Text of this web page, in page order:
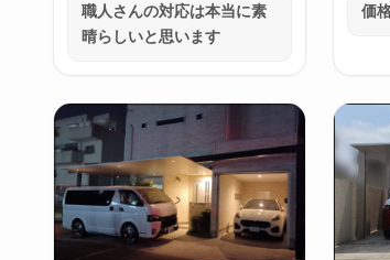
職人さんの対応は本当に素
晴らしいと思います
価